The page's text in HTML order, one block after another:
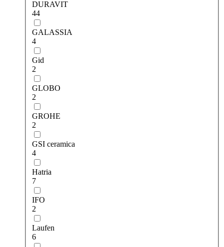
DURAVIT
44
GALASSIA
4
Gid
2
GLOBO
2
GROHE
2
GSI ceramica
4
Hatria
7
IFO
2
Laufen
6